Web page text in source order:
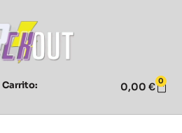
Carrito: 0,00 € 0